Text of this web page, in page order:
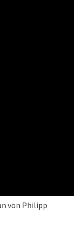
von Philipp